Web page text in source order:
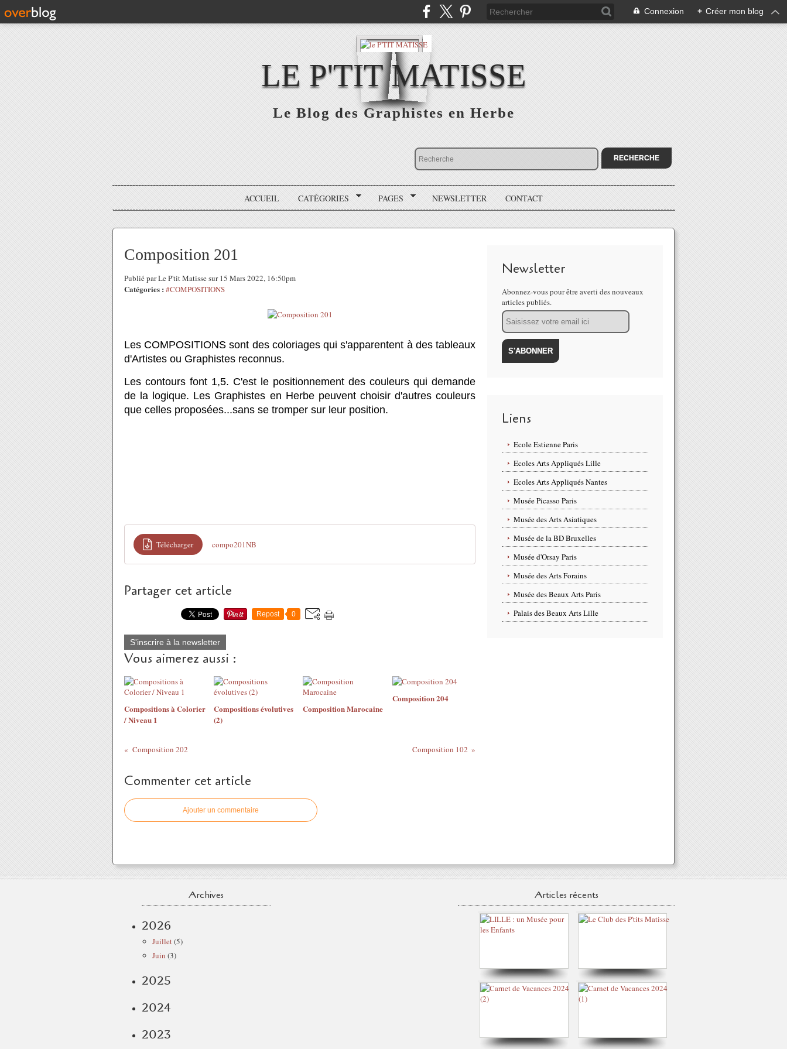
Connexion + Créer mon blog
LE P'TIT MATISSE
Le Blog des Graphistes en Herbe
ACCUEIL CATÉGORIES PAGES NEWSLETTER CONTACT
Composition 201
Publié par Le P'tit Matisse sur 15 Mars 2022, 16:50pm
Catégories : #COMPOSITIONS
Les COMPOSITIONS sont des coloriages qui s'apparentent à des tableaux
d'Artistes ou Graphistes reconnus.
Les contours font 1,5. C'est le positionnement des couleurs qui demande
de la logique. Les Graphistes en Herbe peuvent choisir d'autres couleurs
que celles proposées...sans se tromper sur leur position.
Télécharger compo201NB
Partager cet article
Repost 0
S'inscrire à la newsletter
Vous aimerez aussi :
Compositions à Colorier
/ Niveau 1
Compositions évolutives
(2)
Composition Marocaine
Composition 204
Composition 202 Composition 102
Commenter cet article
Ajouter un commentaire
Newsletter
Abonnez-vous pour être averti des nouveaux
articles publiés.
Email
Liens
Ecole Estienne Paris
Ecoles Arts Appliqués Lille
Ecoles Arts Appliqués Nantes
Musée Picasso Paris
Musée des Arts Asiatiques
Musée de la BD Bruxelles
Musée d'Orsay Paris
Musée des Arts Forains
Musée des Beaux Arts Paris
Palais des Beaux Arts Lille
Archives
2026
Juillet(5)
Juin (3)
2025
2024
2023
Articles récents